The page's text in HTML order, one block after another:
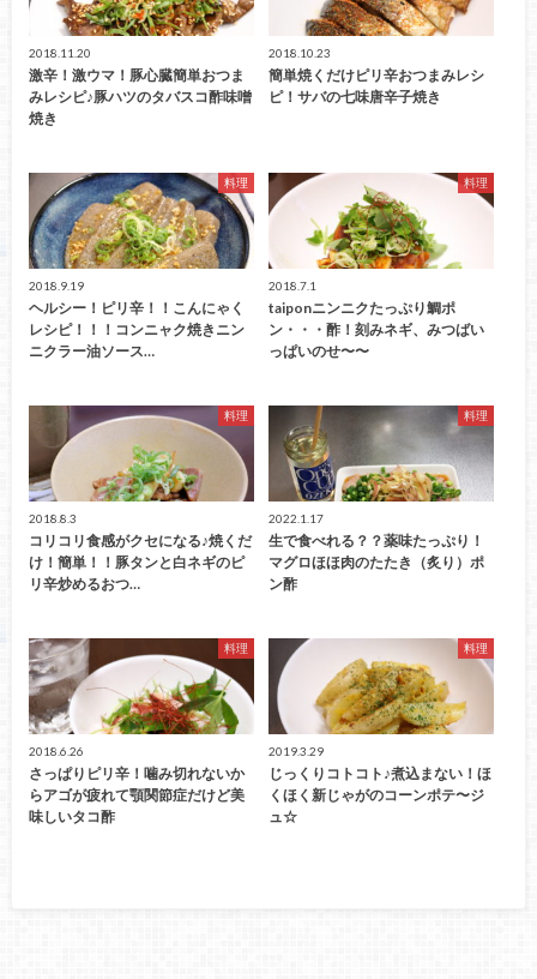
2018.11.20
激辛！激ウマ！豚心臓簡単おつま
みレシピ♪豚ハツのタバスコ酢味噌
焼き
2018.10.23
簡単焼くだけピリ辛おつまみレシ
ピ！サバの七味唐辛子焼き
料理
2018.9.19
ヘルシー！ピリ辛！！こんにゃく
レシピ！！！コンニャク焼きニン
ニクラー油ソース…
料理
2018.7.1
taiponニンニクたっぷり鯛ポ
ン・・・酢！刻みネギ、みつばい
っぱいのせ〜〜
料理
2018.8.3
コリコリ食感がクセになる♪焼くだ
け！簡単！！豚タンと白ネギのピ
リ辛炒めるおつ…
料理
2022.1.17
生で食べれる？？薬味たっぷり！
マグロほほ肉のたたき（炙り）ポ
ン酢
料理
2018.6.26
さっぱりピリ辛！噛み切れないか
らアゴが疲れて顎関節症だけど美
味しいタコ酢
料理
2019.3.29
じっくりコトコト♪煮込まない！ほ
くほく新じゃがのコーンポテ〜ジ
ュ☆